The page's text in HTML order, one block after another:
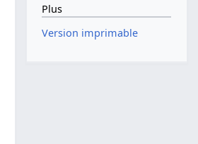
Plus
Version imprimable